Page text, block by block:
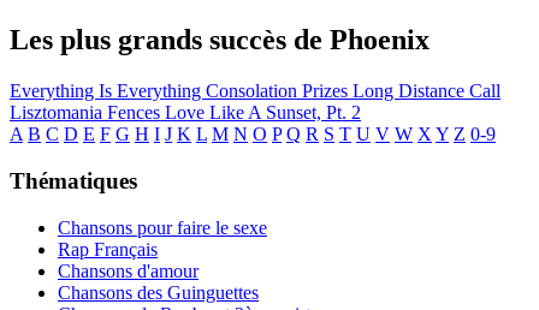
Les plus grands succès de Phoenix
Everything Is Everything Consolation Prizes Long Distance Call
Lisztomania Fences Love Like A Sunset, Pt. 2
A B C D E F G H I J K L M N O P Q R S T U V W X Y Z 0-9
Thématiques
Chansons pour faire le sexe
Rap Français
Chansons d'amour
Chansons des Guinguettes